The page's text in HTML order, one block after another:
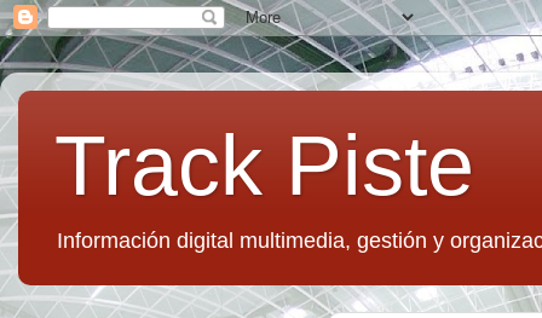
Track Piste
Información digital multimedia, gestión y